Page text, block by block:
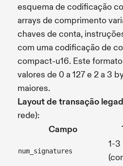
esquema de codificação
arrays de comprimento
chaves de conta,
com uma codificação de
compact-u16. Este
valores de 0 a 127 e 2 a 3
maiores.
Layout de transação
rede):
Campo
num_signatures
1-3